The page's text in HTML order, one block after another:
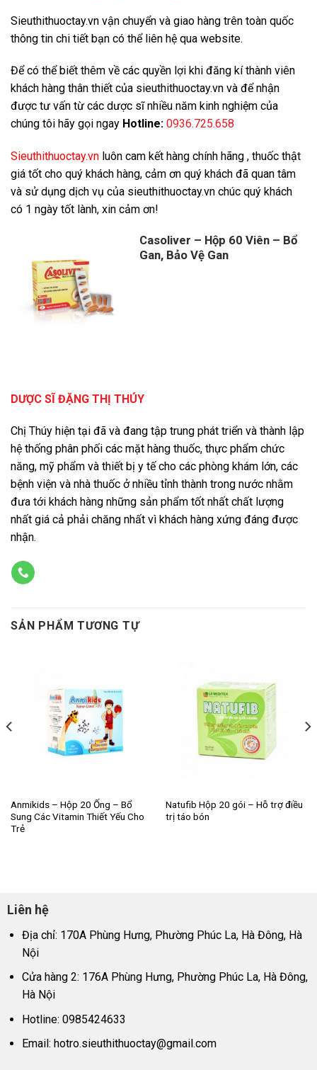
Sieuthithuoctay.vn vận chuyển và giao hàng trên toàn quốc
thông tin chi tiết bạn có thể liên hệ qua website.
Để có thể biết thêm về các quyền lợi khi đăng kí thành viên
khách hàng thân thiết của sieuthithuoctay.vn và để nhận
được tư vấn từ các dược sĩ nhiều năm kinh nghiệm của
chúng tôi hãy gọi ngay Hotline: 0936.725.658
Sieuthithuoctay.vn luôn cam kết hàng chính hãng , thuốc thật
giá tốt cho quý khách hàng, cảm ơn quý khách đã quan tâm
và sử dụng dịch vụ của sieuthithuoctay.vn chúc quý khách
có 1 ngày tốt lành, xin cảm ơn!
Casoliver – Hộp 60 Viên – Bổ
Gan, Bảo Vệ Gan
DƯỢC SĨ ĐẶNG THỊ THÚY
Chị Thúy hiện tại đã và đang tập trung phát triển và thành lập
hệ thống phân phối các mặt hàng thuốc, thực phẩm chức
năng, mỹ phẩm và thiết bị y tế cho các phòng khám lớn, các
bệnh viện và nhà thuốc ở nhiều tỉnh thành trong nước nhằm
đưa tới khách hàng những sản phẩm tốt nhất chất lượng
nhất giá cả phải chăng nhất vì khách hàng xứng đáng được
nhận.
SẢN PHẨM TƯƠNG TỰ
Anmikids – Hộp 20 Ống – Bổ
Sung Các Vitamin Thiết Yếu Cho
Trẻ
Natufib Hộp 20 gói – Hỗ trợ điều
trị táo bón
Liên hệ
Địa chỉ: 170A Phùng Hưng, Phường Phúc La, Hà Đông, Hà
Nội
Cửa hàng 2: 176A Phùng Hưng, Phường Phúc La, Hà Đông,
Hà Nội
Hotline: 0985424633
Email: hotro.sieuthithuoctay@gmail.com